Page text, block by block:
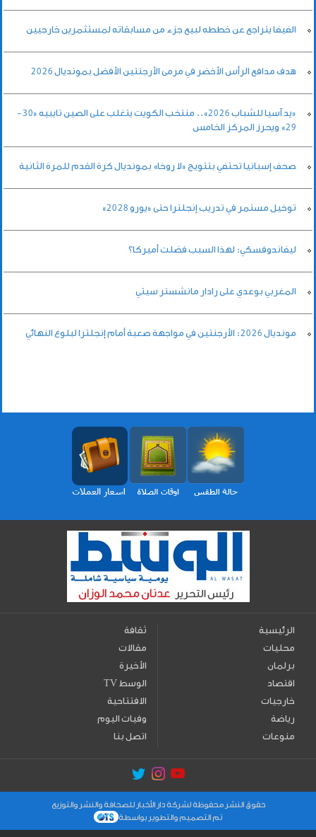
الفيفا يتراجع عن خططه لبيع جزء من مسابقاته لمستثمرين خارجيين
هدف مدافع الرأس الأخضر في مرمى الأرجنتين الأفضل بمونديال 2026
«يد آسيا للشباب 2026».. منتخب الكويت يتغلب على الصين تايبيه «30-
29» ويحرز المركز الخامس
صحف إسبانيا تحتفي بتتويج «لا روخا» بمونديال كرة القدم للمرة الثانية
توخيل مستمر في تدريب إنجلترا حتى «يورو 2028»
ليفاندوفسكي: لهذا السبب فضلت أميركا؟
المغربي بوعدي على رادار مانشستر سيتي
مونديال 2026: الأرجنتين في مواجهة صعبة أمام إنجلترا لبلوغ النهائي
الرئيسية
محليات
برلمان
اقتصاد
خارجيات
رياضة
منوعات
ثقافة
مقالات
الأخيرة
TV الوسط
الافتتاحية
وفيات اليوم
اتصل بنا
حقوق النشر محفوظة لشركة دار الأخبار للصحافة والنشر والتوزيع
تم التصميم والتطوير بواسطة